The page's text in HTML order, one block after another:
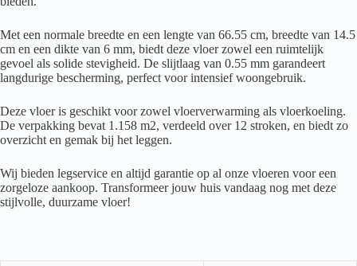
Met een normale breedte en een lengte van 66.55 cm, breedte van 14.5
cm en een dikte van 6 mm, biedt deze vloer zowel een ruimtelijk
gevoel als solide stevigheid. De slijtlaag van 0.55 mm garandeert
langdurige bescherming, perfect voor intensief woongebruik.
Deze vloer is geschikt voor zowel vloerverwarming als vloerkoeling.
De verpakking bevat 1.158 m2, verdeeld over 12 stroken, en biedt zo
overzicht en gemak bij het leggen.
Wij bieden legservice en altijd garantie op al onze vloeren voor een
zorgeloze aankoop. Transformeer jouw huis vandaag nog met deze
stijlvolle, duurzame vloer!